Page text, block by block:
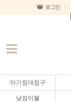
로그인
아기침대침구
낮잠이불